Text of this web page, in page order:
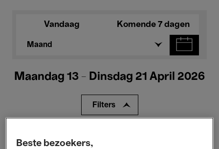
Vandaag Komende 7 dagen
Maand
Maandag 13 - Dinsdag 21 April 2026
Filters
Beste bezoekers,